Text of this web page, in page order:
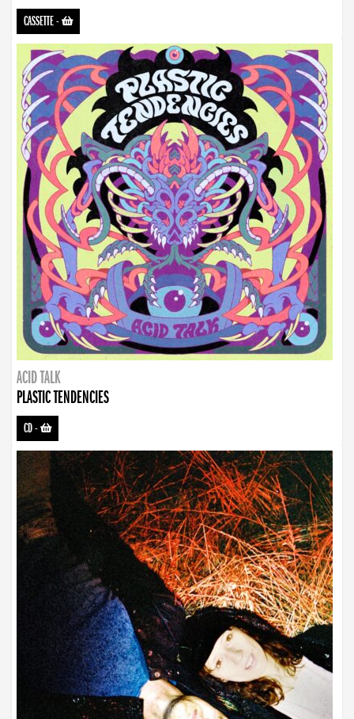
CASSETTE-
ACID TALK
PLASTIC TENDENCIES
CD-